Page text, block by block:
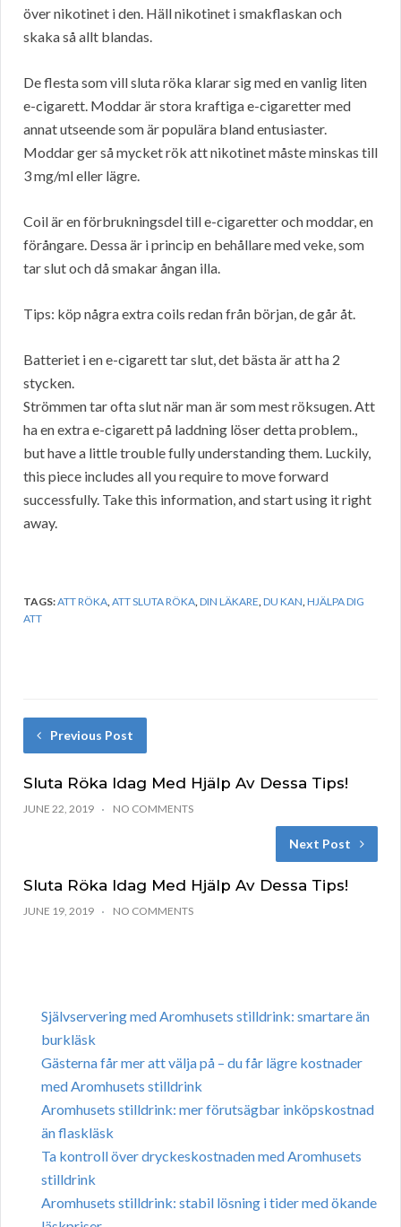
över nikotinet i den. Häll nikotinet i smakflaskan och
skaka så allt blandas.
De flesta som vill sluta röka klarar sig med en vanlig liten
e-cigarett. Moddar är stora kraftiga e-cigaretter med
annat utseende som är populära bland entusiaster.
Moddar ger så mycket rök att nikotinet måste minskas till
3 mg/ml eller lägre.
Coil är en förbrukningsdel till e-cigaretter och moddar, en
förångare. Dessa är i princip en behållare med veke, som
tar slut och då smakar ångan illa.
Tips: köp några extra coils redan från början, de går åt.
Batteriet i en e-cigarett tar slut, det bästa är att ha 2
stycken.
Strömmen tar ofta slut när man är som mest röksugen. Att
ha en extra e-cigarett på laddning löser detta problem.,
but have a little trouble fully understanding them. Luckily,
this piece includes all you require to move forward
successfully. Take this information, and start using it right
away.
TAGS:ATT RÖKA,ATT SLUTA RÖKA,DIN LÄKARE,DU KAN,HJÄLPA DIG
ATT
Previous Post
Sluta Röka Idag Med Hjälp Av Dessa Tips!
JUNE 22, 2019 NO COMMENTS
Next Post
Sluta Röka Idag Med Hjälp Av Dessa Tips!
JUNE 19, 2019 NO COMMENTS
Självservering med Aromhusets stilldrink: smartare än
burkläsk
Gästerna får mer att välja på – du får lägre kostnader
med Aromhusets stilldrink
Aromhusets stilldrink: mer förutsägbar inköpskostnad
än flaskläsk
Ta kontroll över dryckeskostnaden med Aromhusets
stilldrink
Aromhusets stilldrink: stabil lösning i tider med ökande